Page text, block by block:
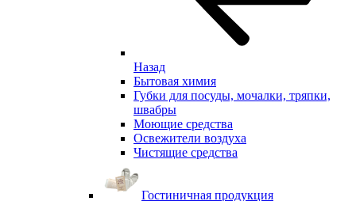
Назад
Бытовая химия
Губки для посуды, мочалки, тряпки,
швабры
Моющие средства
Освежители воздуха
Чистящие средства
Гостиничная продукция